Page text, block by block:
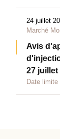
24 juillet
Marché
Avis
27 juillet
Date